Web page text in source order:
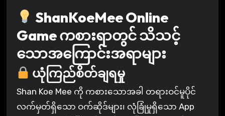
ShanKoeMee Online
Game ကစားရာတွင် သိသင့်
သောအကြောင်းအရာများ
ယုံကြည်စိတ်ချရမှု
Shan Koe Mee ကို ကစားသောအခါ တရားဝင်မူပိုင်
လက်မှတ်ရှိသော ဝက်ဆိုဒ်များ၊ လုံခြုံမှုရှိသော App